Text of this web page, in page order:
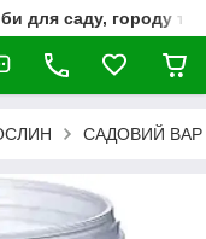
для саду, городу та
САДОВИЙ ВАР